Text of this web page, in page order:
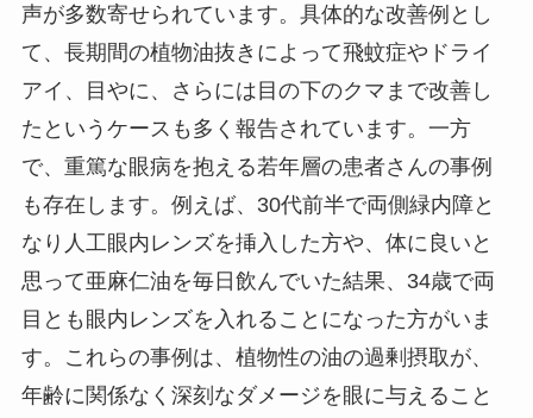
声が多数寄せられています。具体的な改善例とし
て、長期間の植物油抜きによって飛蚊症やドライ
アイ、目やに、さらには目の下のクマまで改善し
たというケースも多く報告されています。一方
で、重篤な眼病を抱える若年層の患者さんの事例
も存在します。例えば、30代前半で両側緑内障と
なり人工眼内レンズを挿入した方や、体に良いと
思って亜麻仁油を毎日飲んでいた結果、34歳で両
目とも眼内レンズを入れることになった方がいま
す。これらの事例は、植物性の油の過剰摂取が、
年齢に関係なく深刻なダメージを眼に与えること